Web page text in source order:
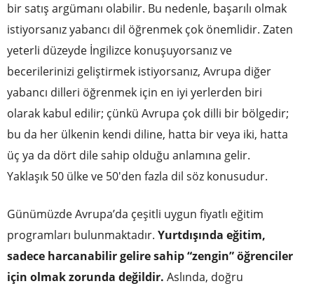
bir satış argümanı olabilir. Bu nedenle, başarılı olmak
istiyorsanız yabancı dil öğrenmek çok önemlidir. Zaten
yeterli düzeyde İngilizce konuşuyorsanız ve
becerilerinizi geliştirmek istiyorsanız, Avrupa diğer
yabancı dilleri öğrenmek için en iyi yerlerden biri
olarak kabul edilir; çünkü Avrupa çok dilli bir bölgedir;
bu da her ülkenin kendi diline, hatta bir veya iki, hatta
üç ya da dört dile sahip olduğu anlamına gelir.
Yaklaşık 50 ülke ve 50'den fazla dil söz konusudur.
Günümüzde Avrupa’da çeşitli uygun fiyatlı eğitim
programları bulunmaktadır. Yurtdışında eğitim,
sadece harcanabilir gelire sahip “zengin” öğrenciler
için olmak zorunda değildir. Aslında, doğru